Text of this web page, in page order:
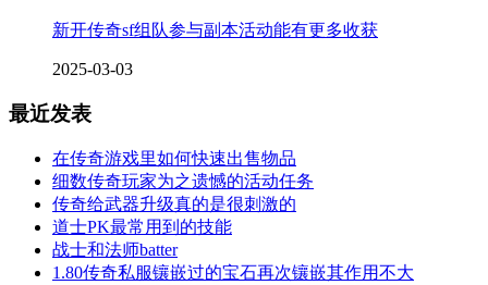
新开传奇sf组队参与副本活动能有更多收获
2025-03-03
最近发表
在传奇游戏里如何快速出售物品
细数传奇玩家为之遗憾的活动任务
传奇给武器升级真的是很刺激的
道士PK最常用到的技能
战士和法师batter
1.80传奇私服镶嵌过的宝石再次镶嵌其作用不大